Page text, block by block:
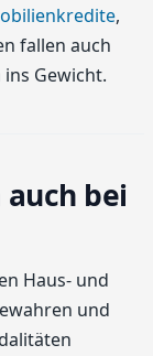
,
fallen auch
Gewicht.
bei
Haus- und
und